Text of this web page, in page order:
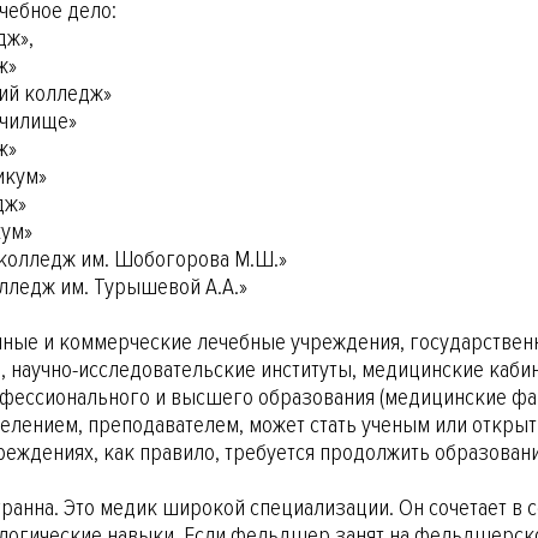
дело:
колледж»
им. Шобогорова М.Ш.»
им. Турышевой А.А.»
и коммерческие лечебные учреждения,
исследовательские институты, медицинские
и высшего образования (медицинские
преподавателем, может стать ученым или
как правило, требуется продолжить
Это медик широкой специализации. Он сочетает в